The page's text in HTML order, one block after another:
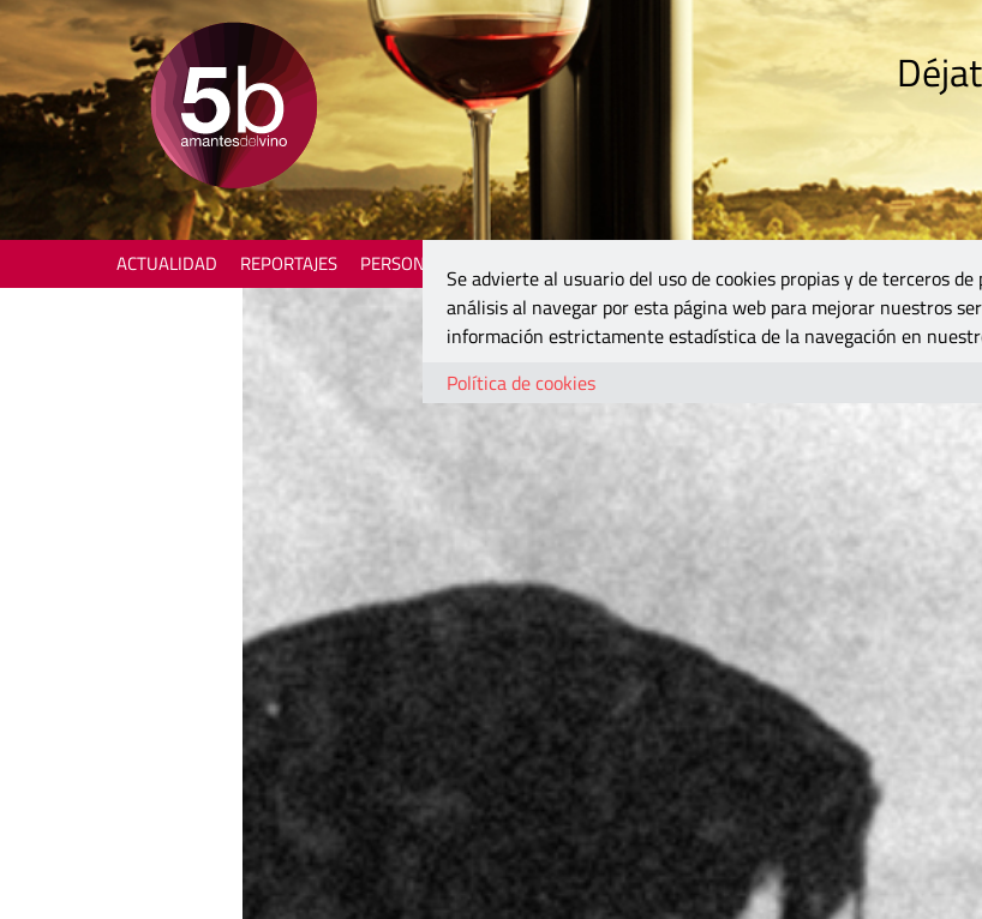
ACTUALIDAD REPORTAJES PERSONAJES
Se advierte al usuario del uso de cookies propias y de terceros
análisis al navegar por esta página web para mejorar nuestros
información estrictamente estadística de la navegación en
Política de cookies